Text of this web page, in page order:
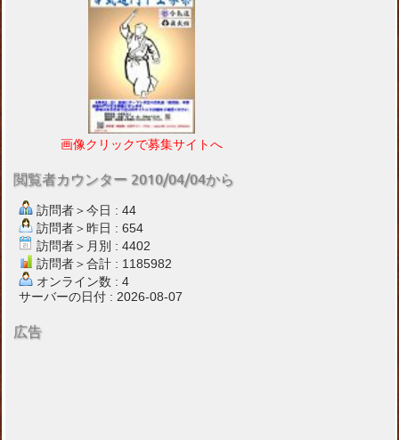
画像クリックで募集サイトへ
閲覧者カウンター 2010/04/04から
訪問者＞今日 : 44
訪問者＞昨日 : 654
訪問者＞月別 : 4402
訪問者＞合計 : 1185982
オンライン数 : 4
サーバーの日付 : 2026-08-07
広告